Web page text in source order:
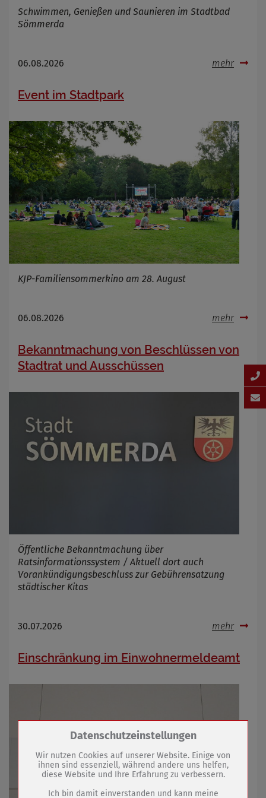
Schwimmen, Genießen und Saunieren im Stadtbad
Sömmerda
06.08.2026 mehr
Event im Stadtpark
KJP-Familiensommerkino am 28. August
06.08.2026 mehr
Bekanntmachung von Beschlüssen von
Stadtrat und Ausschüssen
Öffentliche Bekanntmachung über
Ratsinformationssystem / Aktuell dort auch
Vorankündigungsbeschluss zur Gebührensatzung
städtischer Kitas
30.07.2026 mehr
Einschränkung im Einwohnermeldeamt
Zum Betrieb der Seite notwendige Cookies /
Name
PHP Session Cookie
Anbieter
Eigentümer dieser Website (Wenko-
Datenschutzeinstellungen
Wir nutzen Cookies auf unserer Website. Einige von
ihnen sind essenziell, während andere uns helfen,
diese Website und Ihre Erfahrung zu verbessern.
Ich bin damit einverstanden und kann meine